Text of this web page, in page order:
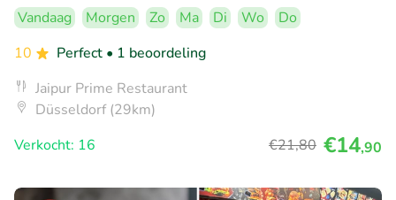
Vandaag Morgen Zo Ma Di Wo
Do
10
Perfect • 1 beoordeling
Jaipur Prime Restaurant
Düsseldorf (29km)
Verkocht: 16
€21,80 €14,90